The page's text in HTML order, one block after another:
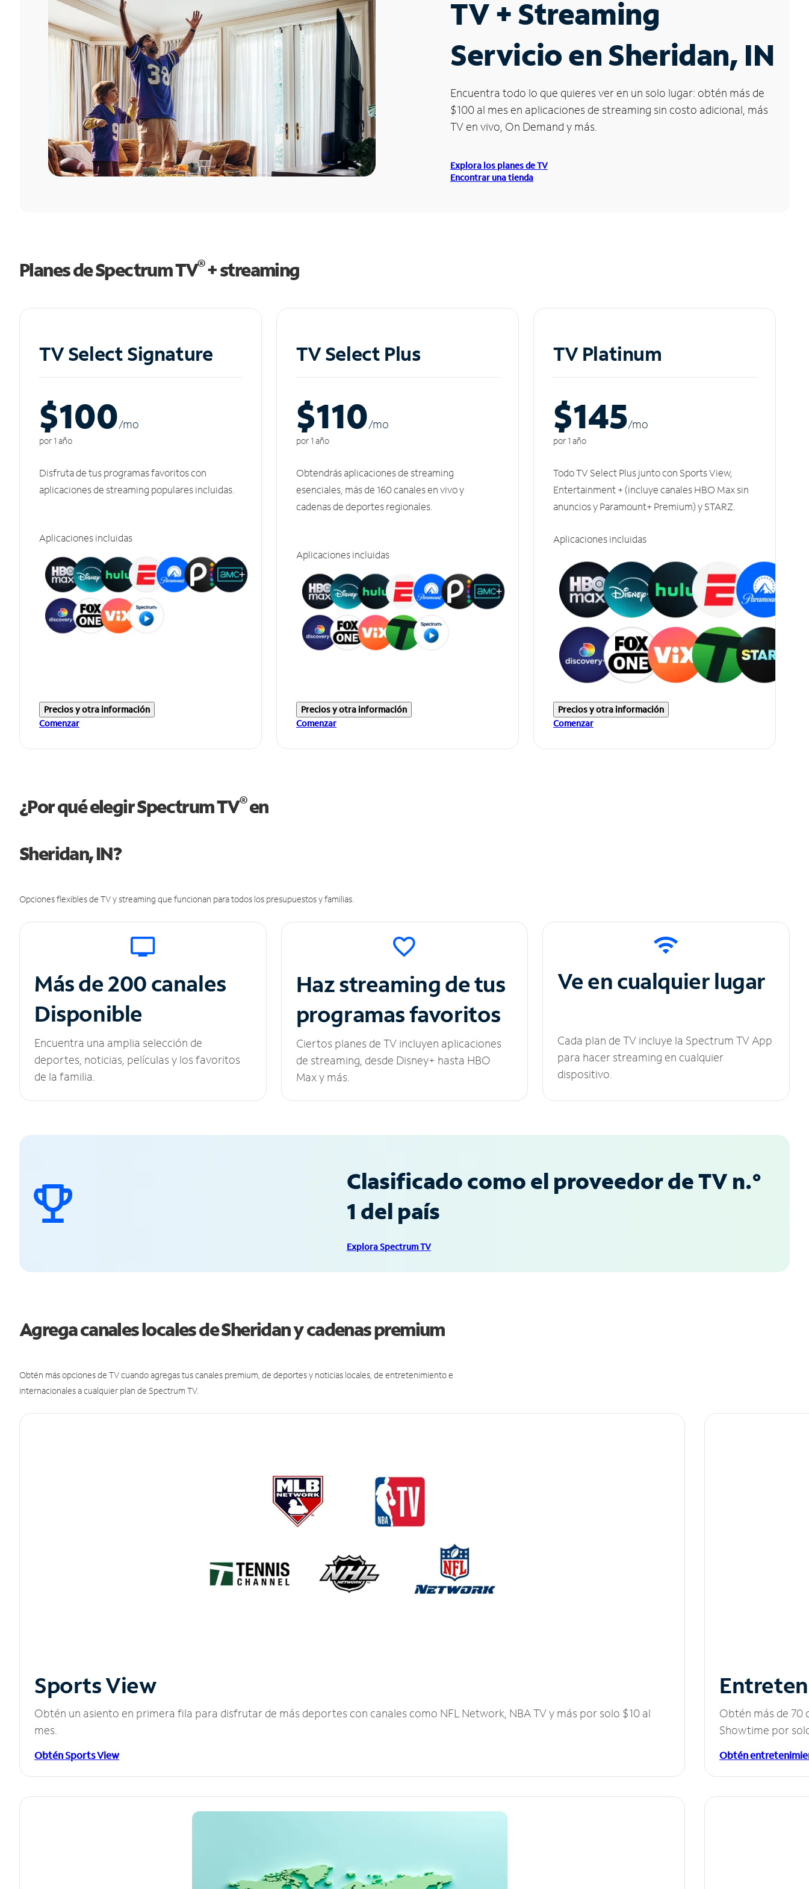
TV + Streaming
Servicio en Sheridan, IN
Encuentra todo lo que quieres ver en un solo lugar: obtén más de
$100 al mes en aplicaciones de streaming sin costo adicional, más
TV en vivo, On Demand y más.
Explora los planes de TV
Encontrar una tienda
Planes de Spectrum TV®+ streaming
TV Select Signature
$100/mo
por 1 año
Disfruta de tus programas favoritos con
aplicaciones de streaming populares incluidas.
Aplicaciones incluidas
Precios y otra información
Comenzar
TV Select Plus
$110/mo
por 1 año
Obtendrás aplicaciones de streaming
esenciales, más de 160 canales en vivo y
cadenas de deportes regionales.
Aplicaciones incluidas
Precios y otra información
Comenzar
TV Platinum
$145/mo
por 1 año
Todo TV Select Plus junto con Sports View,
Entertainment + (incluye canales HBO Max sin
anuncios y Paramount+ Premium) y STARZ.
Aplicaciones incluidas
Precios y otra información
Comenzar
¿Por qué elegir Spectrum TV®en
Sheridan, IN?
Opciones flexibles de TV y streaming que funcionan para todos los presupuestos y familias.
Más de 200 canales
Disponible
Encuentra una amplia selección de
deportes, noticias, películas y los favoritos
de la familia.
Haz streaming de tus
programas favoritos
Ciertos planes de TV incluyen aplicaciones
de streaming, desde Disney+ hasta HBO
Max y más.
Ve en cualquier lugar
Cada plan de TV incluye la Spectrum TV App
para hacer streaming en cualquier
dispositivo.
Clasificado como el proveedor de TV n.°
1 del país
Explora Spectrum TV
Agrega canales locales de Sheridan y cadenas premium
Obtén más opciones de TV cuando agregas tus canales premium, de deportes y noticias locales, de entretenimiento e
internacionales a cualquier plan de Spectrum TV.
Sports View
Obtén un asiento en primera fila para disfrutar de más deportes con canales como NFL Network, NBA TV y más por solo $10 al
mes.
Obtén Sports View
Obtén más de 70
Showtime por
Obtén